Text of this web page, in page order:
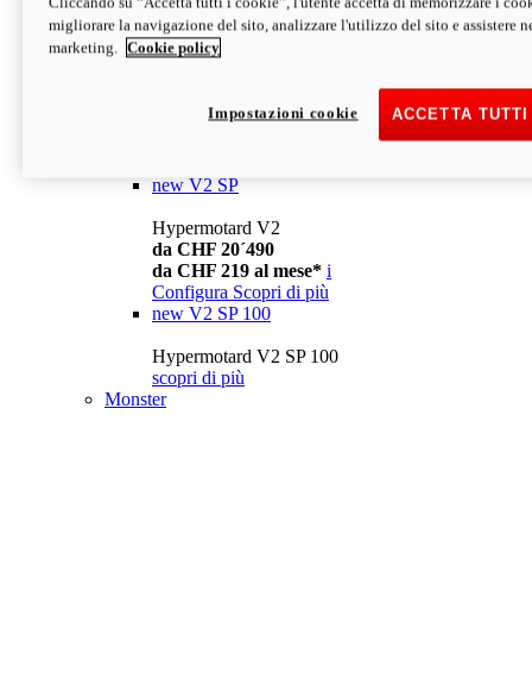
da CHF 13´990
Configura Scopri di più
newV2
da CHF 15´990
new V2 SP
Hypermotard V2
da CHF 20´490
da CHF 219 al mese* i
Configura Scopri di più
new V2 SP 100
Hypermotard V2 SP 100
scopri di più
Monster
migliorare la navigazione del sito, analizzare l'utilizzo del sito e assistere
marketing.
Cookie policy
ACCETTA
Impostazioni cookie